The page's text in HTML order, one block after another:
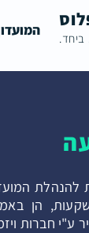
ביחד.
הן
ע"י חברות